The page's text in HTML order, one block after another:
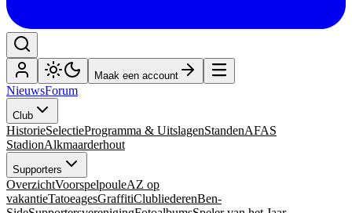
Maak een account
NieuwsForum
Club
HistorieSelectieProgramma & UitslagenStandenAFAS
StadionAlkmaarderhout
Supporters
OverzichtVoorspelpouleAZ op
vakantieTatoeagesGraffitiClubliederenBen-